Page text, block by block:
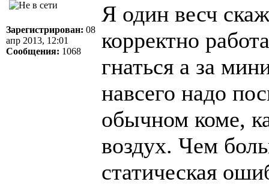
Зарегистрирован: 08
апр 2013, 12:01
Сообщения: 1068
Я один весч
корректно
гнаться а за
навсего надо
обычном коме,
воздух. Чем
статическая